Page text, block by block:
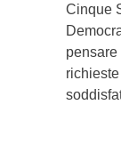
Cinque
pensare